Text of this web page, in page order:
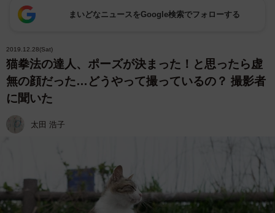
まいどなニュースをGoogle検索でフォローする
2019.12.28(Sat)
猫拳法の達人、ポーズが決まった！と思ったら虚
無の顔だった…どうやって撮っているの？ 撮影者
に聞いた
太田 浩子